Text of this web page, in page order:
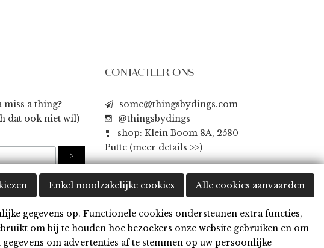
Enkel noodzakelijke cookies Alle cookies aanvaarden
gegevens op. Functionele cookies ondersteunen extra functies,
om bij te houden hoe bezoekers onze website gebruiken en om
om advertenties af te stemmen op uw persoonlijke
miss a thing?
dat ook niet wil)
CONTACTEER ONS
some@thingsbydings.com
@thingsbydings
shop: Klein Boom 8A, 2580
Putte (meer details >>)